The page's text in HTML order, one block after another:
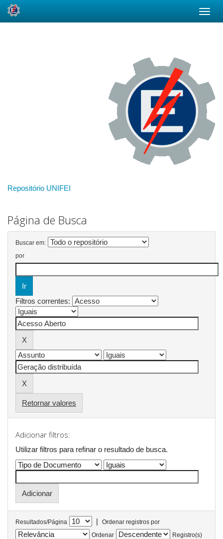
Repositório UNIFEI
Página de Busca
Buscar em:
por
Filtros correntes:
Retornar valores
Adicionar filtros:
Utilizar filtros para refinar o resultado de busca.
Resultados/Página |
Ordenar registros por
Ordenar
Registro(s)